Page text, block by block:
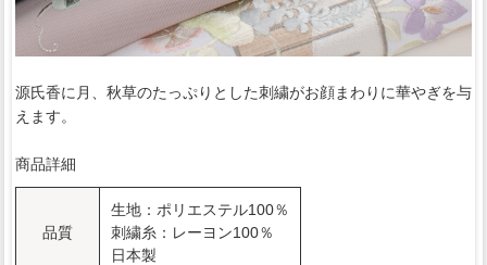
源氏香に月、秋草のたっぷりとした刺繍がお顔まわりに華やぎを与
えます。
商品詳細
品質
生地：ポリエステル100％
刺繍糸：レーヨン100％
日本製